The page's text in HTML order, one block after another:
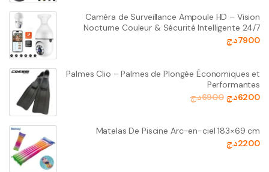
Caméra de Surveillance Ampoule HD – Vision
Nocturne Couleur & Sécurité Intelligente 24/7
7900د.ج
Palmes Clio – Palmes de Plongée Économiques et
Performantes
6200د.ج 6900د.ج
Matelas De Piscine Arc-en-ciel 183×69 cm
2200د.ج